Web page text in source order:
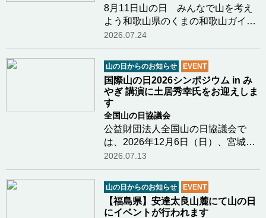
8月11日山の日 みんなで山を考え
よう和歌山県のくまの和歌山ガイド
クラブ新田さまより8月11日山の日
に行われるイベントのご案内があり
ましたのでご紹介します鳥のさえず
り、川のせせらぎ、木漏れ日、川の
水の冷たさ和歌山…つづきを読む
2026.07.24
山の日からのお知らせ EVENT
国際山の日2026シンポジウム in み
やぎ 講演に土居秀幸氏をお迎えしま
す
全国山の日協議会
公益財団法人全国山の日協議会で
は、2026年12月6日（日）、宮城県
栗原市において「国際山の日2026シ
ンポジウム in みやぎ」を開催しま
す。 本シンポジウムでは、「生物多
様性」をメインテーマに掲げ、山や
森が育む自然の恵…つづきを読む
2026.07.13
山の日からのお知らせ EVENT
【福島県】安達太良山麓にて山の日
にイベントが行われます